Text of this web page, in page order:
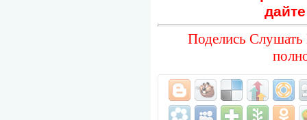
Поделись Слушать